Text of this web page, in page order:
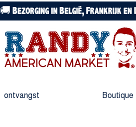
🚚 Bezorging in België, Frankrijk
ontvangst Boutique